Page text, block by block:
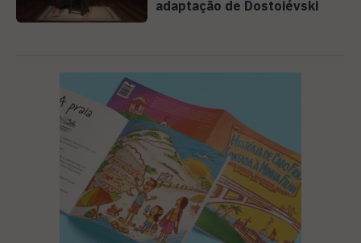
adaptação de Dostoiévski